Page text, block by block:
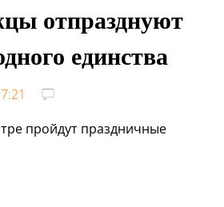
отпразднуют
единства
пройдут праздничные